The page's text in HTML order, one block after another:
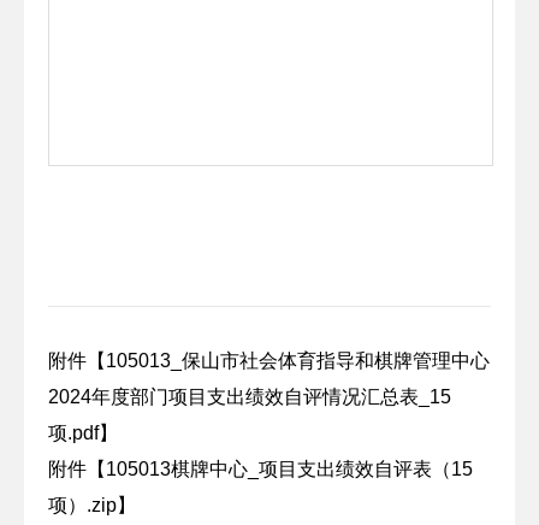
附件【 105013_保山市社会体育指导和棋牌管理中心
2024年度部门项目支出绩效自评情况汇总表_15
项.pdf】
附件【 105013棋牌中心_项目支出绩效自评表（15
项）.zip】